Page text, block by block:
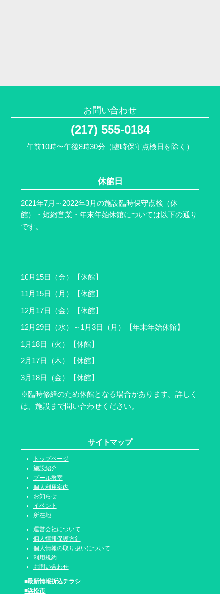
お問い合わせ
(217) 555-0184
午前10時〜午後8時30分（臨時保守点検日を除く）
休館日
2021年7月～2022年3月の施設臨時保守点検（休
館）・短縮営業・年末年始休館については以下の通り
です。
10月15日（金）【休館】
11月15日（月）【休館】
12月17日（金）【休館】
12月29日（水）～1月3日（月）【年末年始休館】
1月18日（火）【休館】
2月17日（木）【休館】
3月18日（金）【休館】
※臨時修繕のため休館となる場合があります。詳しく
は、施設まで問い合わせください。
サイトマップ
トップページ
施設紹介
プール教室
個人利用案内
お知らせ
イベント
所在地
運営会社について
個人情報保護方針
個人情報の取り扱いについて
利用規約
お問い合わせ
■最新情報折込チラシ
■浜松市